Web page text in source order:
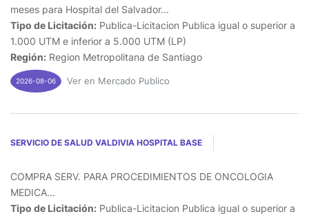
meses para Hospital del Salvador...
Tipo de Licitación: Publica-Licitacion Publica igual o superior a
1.000 UTM e inferior a 5.000 UTM (LP)
Región: Region Metropolitana de Santiago
2026-08-06 Ver en Mercado Publico
SERVICIO DE SALUD VALDIVIA HOSPITAL BASE
COMPRA SERV. PARA PROCEDIMIENTOS DE ONCOLOGIA
MEDICA...
Tipo de Licitación: Publica-Licitacion Publica igual o superior a